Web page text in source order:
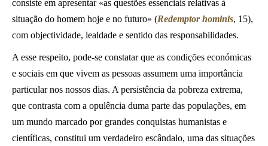
consiste em apresentar «as questões essenciais relativas à
situação do homem hoje e no futuro» (Redemptor hominis, 15),
com objectividade, lealdade e sentido das responsabilidades.
A esse respeito, pode-se constatar que as condições económicas
e sociais em que vivem as pessoas assumem uma importância
particular nos nossos dias. A persistência da pobreza extrema,
que contrasta com a opulência duma parte das populações, em
um mundo marcado por grandes conquistas humanistas e
científicas, constitui um verdadeiro escândalo, uma das situações